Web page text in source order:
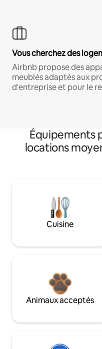
Vous cherchez des
Airbnb propose des
meublés adaptés aux
d'entreprise et pour le
Équipements
locations
Cuisine
Animaux acceptés